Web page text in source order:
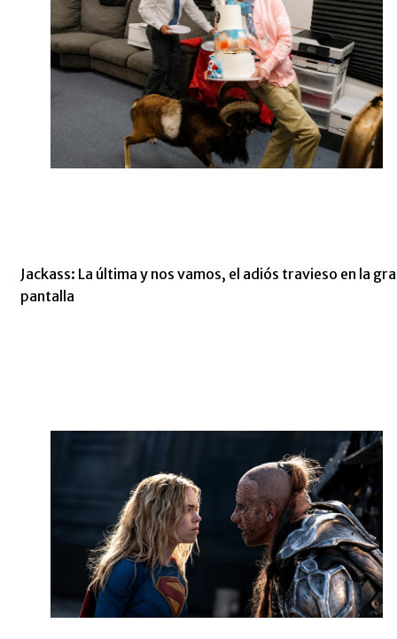
Jackass: La última y nos vamos, el adiós travieso en la
pantalla